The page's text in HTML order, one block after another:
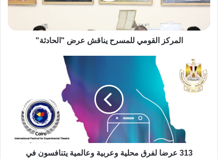
المركز القومي للمسرح يناقش عرض "الحادثة"
313 عرضا لفرق محلية وعربية وعالمية يتنافسون في